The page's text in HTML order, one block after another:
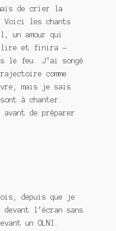
de crier la
Voici les chants
un amour qui
et finira –
le feu. J’ai songé
comme
mais je sais
à chanter.
avant de préparer
depuis que je
l’écran sans
un OLNI.